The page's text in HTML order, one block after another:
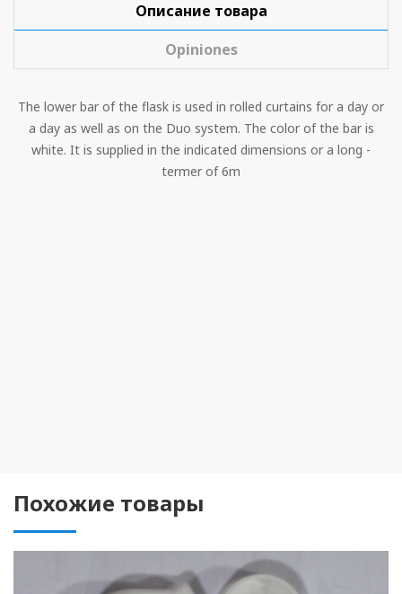
Описание товара
Opiniones
The lower bar of the flask is used in rolled curtains for a day or
a day as well as on the Duo system. The color of the bar is
white. It is supplied in the indicated dimensions or a long -
termer of 6m
Похожие товары